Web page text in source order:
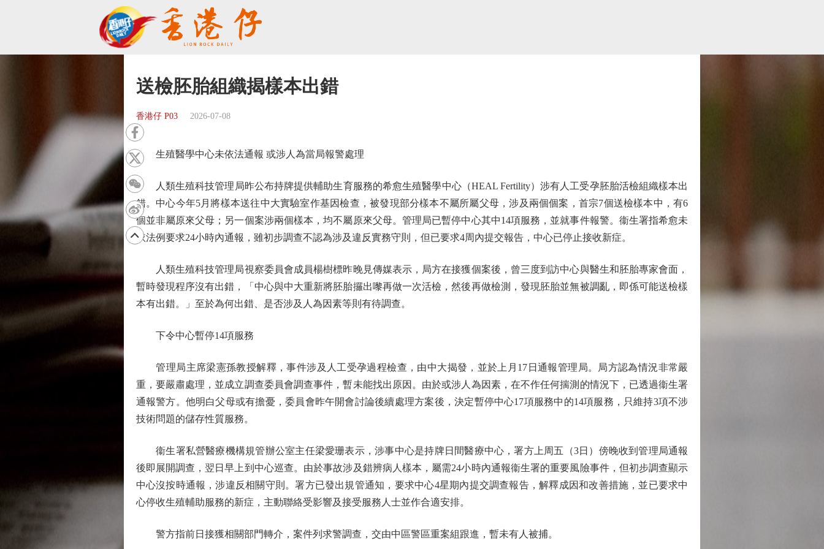
送檢胚胎組織揭樣本出錯
香港仔 P03 2026-07-08
生殖醫學中心未依法通報 或涉人為當局報警處理
人類生殖科技管理局昨公布持牌提供輔助生育服務的希愈生殖醫學中心（HEAL Fertility）涉有人工受孕胚胎活檢組織樣本出
錯。中心今年5月將樣本送往中大實驗室作基因檢查，被發現部分樣本不屬所屬父母，涉及兩個個案，首宗7個送檢樣本中，有6
個並非屬原來父母；另一個案涉兩個樣本，均不屬原來父母。管理局已暫停中心其中14項服務，並就事件報警。衞生署指希愈未
依法例要求24小時內通報，雖初步調查不認為涉及違反實務守則，但已要求4周內提交報告，中心已停止接收新症。
人類生殖科技管理局視察委員會成員楊樹標昨晚見傳媒表示，局方在接獲個案後，曾三度到訪中心與醫生和胚胎專家會面，
暫時發現程序沒有出錯，「中心與中大重新將胚胎攞出嚟再做一次活檢，然後再做檢測，發現胚胎並無被調亂，即係可能送檢樣
本有出錯。」至於為何出錯、是否涉及人為因素等則有待調查。
下令中心暫停14項服務
管理局主席梁憲孫教授解釋，事件涉及人工受孕過程檢查，由中大揭發，並於上月17日通報管理局。局方認為情況非常嚴
重，要嚴肅處理，並成立調查委員會調查事件，暫未能找出原因。由於或涉人為因素，在不作任何揣測的情況下，已透過衞生署
通報警方。他明白父母或有擔憂，委員會昨午開會討論後續處理方案後，決定暫停中心17項服務中的14項服務，只維持3項不涉
技術問題的儲存性質服務。
衞生署私營醫療機構規管辦公室主任梁愛珊表示，涉事中心是持牌日間醫療中心，署方上周五（3日）傍晚收到管理局通報
後即展開調查，翌日早上到中心巡查。由於事故涉及錯辨病人樣本，屬需24小時內通報衞生署的重要風險事件，但初步調查顯示
中心沒按時通報，涉違反相關守則。署方已發出規管通知，要求中心4星期內提交調查報告，解釋成因和改善措施，並已要求中
心停收生殖輔助服務的新症，主動聯絡受影響及接受服務人士並作合適安排。
警方指前日接獲相關部門轉介，案件列求警調查，交由中區警區重案組跟進，暫未有人被捕。